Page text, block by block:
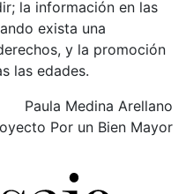
la información en las
exista una
y la promoción
las edades.
Paula Medina Arellano
Por un Bien Mayor